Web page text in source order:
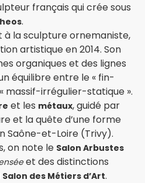
français qui crée sous
.
à la sculpture ornemaniste,
artistique en 2014. Son
organiques et des lignes
équilibre entre le « fin-
massif-irrégulier-statique ».
et les métaux, guidé par
et la quête d’une forme
Saône-et-Loire (Trivy).
on note le Salon Arbustes
et des distinctions
Salon des Métiers d’Art.